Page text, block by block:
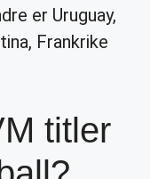
er Uruguay,
Frankrike
titler